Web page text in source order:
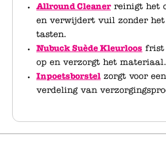
Allround Cleanerreinigt het
en verwijdert vuil zonder
tasten.
Nubuck Suède Kleurloos frist
op en verzorgt het materiaal.
Inpoetsborstel zorgt voor
verdeling van